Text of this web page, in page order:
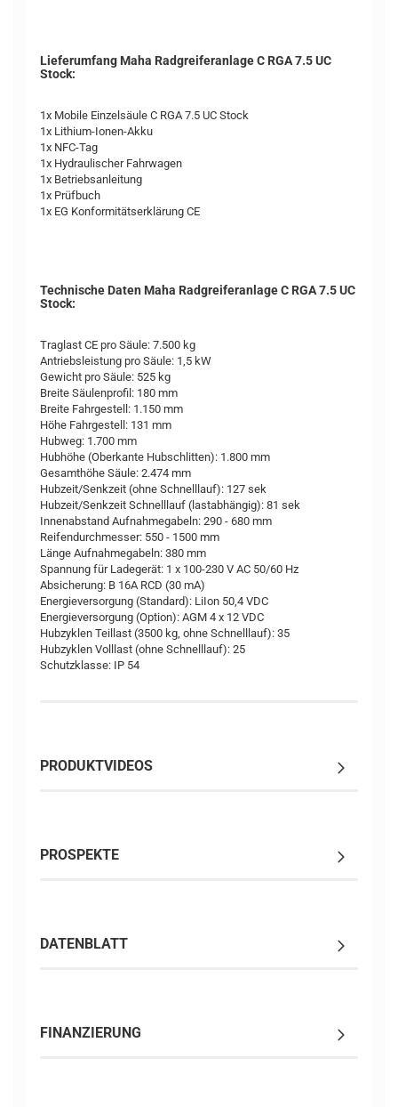
Lieferumfang Maha Radgreiferanlage C RGA 7.5 UC
Stock:
1x Mobile Einzelsäule C RGA 7.5 UC Stock
1x Lithium-Ionen-Akku
1x NFC-Tag
1x Hydraulischer Fahrwagen
1x Betriebsanleitung
1x Prüfbuch
1x EG Konformitätserklärung CE
Technische Daten Maha Radgreiferanlage C RGA 7.5 UC
Stock:
Traglast CE pro Säule: 7.500 kg
Antriebsleistung pro Säule: 1,5 kW
Gewicht pro Säule: 525 kg
Breite Säulenprofil: 180 mm
Breite Fahrgestell: 1.150 mm
Höhe Fahrgestell: 131 mm
Hubweg: 1.700 mm
Hubhöhe (Oberkante Hubschlitten): 1.800 mm
Gesamthöhe Säule: 2.474 mm
Hubzeit/Senkzeit (ohne Schnelllauf): 127 sek
Hubzeit/Senkzeit Schnelllauf (lastabhängig): 81 sek
Innenabstand Aufnahmegabeln: 290 - 680 mm
Reifendurchmesser: 550 - 1500 mm
Länge Aufnahmegabeln: 380 mm
Spannung für Ladegerät: 1 x 100-230 V AC 50/60 Hz
Absicherung: B 16A RCD (30 mA)
Energieversorgung (Standard): LiIon 50,4 VDC
Energieversorgung (Option): AGM 4 x 12 VDC
Hubzyklen Teillast (3500 kg, ohne Schnelllauf): 35
Hubzyklen Volllast (ohne Schnelllauf): 25
Schutzklasse: IP 54
PRODUKTVIDEOS
PROSPEKTE
DATENBLATT
FINANZIERUNG